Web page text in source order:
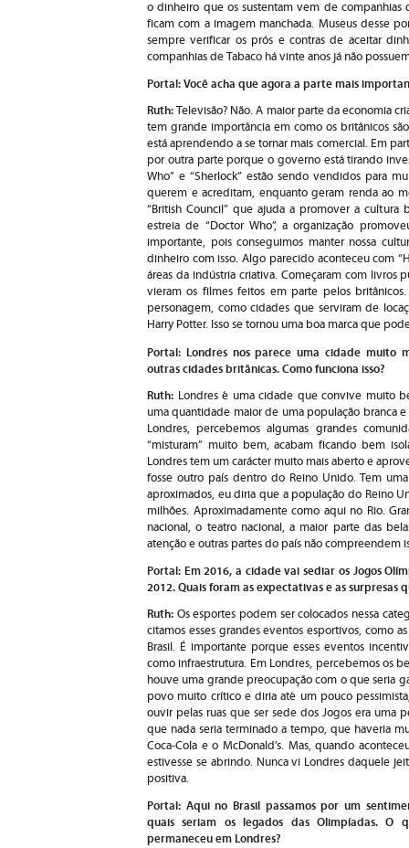
o dinheiro que os sustentam vem de
ficam com a imagem manchada. Museus desse
sempre verificar os prós e contras de aceitar
companhias de Tabaco há vinte anos já não
Portal: Você acha que agora a parte mais
Ruth:Televisão? Não. A maior parte da economia
tem grande importância em como os britânicos
está aprendendo a se tornar mais comercial. Em
por outra parte porque o governo está tirando
Who” e “Sherlock” estão sendo vendidos para
querem e acreditam, enquanto geram renda ao
“British Council” que ajuda a promover a cultura
estreia de “Doctor Who”, a organização
importante, pois conseguimos manter nossa
dinheiro com isso. Algo parecido aconteceu com
áreas da indústria criativa. Começaram com livros
vieram os filmes feitos em parte pelos
personagem, como cidades que serviram de
Harry Potter. Isso se tornou uma boa marca que
Portal: Londres nos parece uma cidade muito
outras cidades britânicas. Como funciona isso?
Ruth: Londres é uma cidade que convive muito
uma quantidade maior de uma população branca
Londres, percebemos algumas grandes
“misturam” muito bem, acabam ficando bem
Londres tem um carácter muito mais aberto e
fosse outro país dentro do Reino Unido. Tem
aproximados, eu diria que a população do Reino
milhões. Aproximadamente como aqui no Rio.
nacional, o teatro nacional, a maior parte das
atenção e outras partes do país não compreendem
Portal: Em 2016, a cidade vai sediar os Jogos
2012. Quais foram as expectativas e as surpresas
Ruth: Os esportes podem ser colocados nessa
citamos esses grandes eventos esportivos, como
Brasil. É importante porque esses eventos
como infraestrutura. Em Londres, percebemos os
houve uma grande preocupação com o que seria
povo muito crítico e diria até um pouco
ouvir pelas ruas que ser sede dos Jogos era uma
que nada seria terminado a tempo, que haveria
Coca-Cola e o McDonald’s. Mas, quando
estivesse se abrindo. Nunca vi Londres daquele
positiva.
Portal: Aqui no Brasil passamos por um
quais seriam os legados das Olimpíadas.
permaneceu em Londres?